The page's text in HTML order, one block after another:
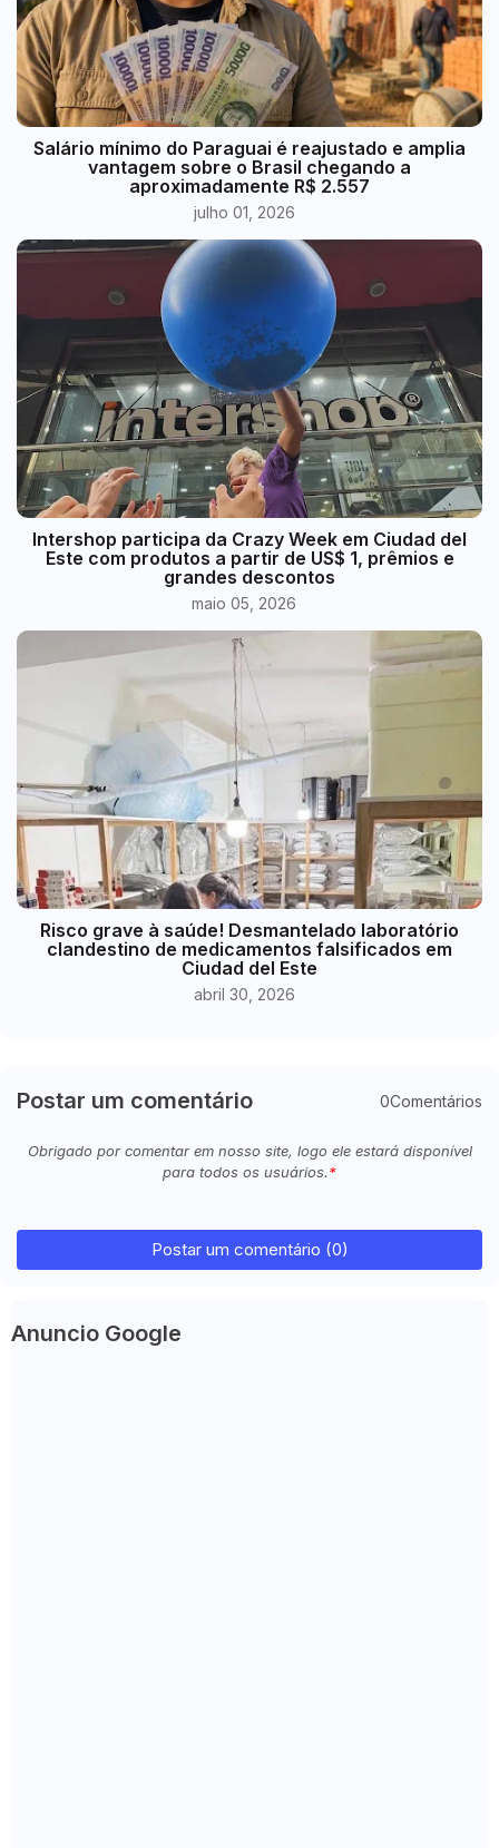
​Salário mínimo do Paraguai é reajustado e amplia
vantagem sobre o Brasil chegando a
aproximadamente R$ 2.557
julho 01, 2026
Intershop participa da Crazy Week em Ciudad del
Este com produtos a partir de US$ 1, prêmios e
grandes descontos
maio 05, 2026
Risco grave à saúde! Desmantelado laboratório
clandestino de medicamentos falsificados em
Ciudad del Este
abril 30, 2026
Postar um comentário 0Comentários
Obrigado por comentar em nosso site, logo ele estará disponível
para todos os usuários.
Postar um comentário (0)
Anuncio Google